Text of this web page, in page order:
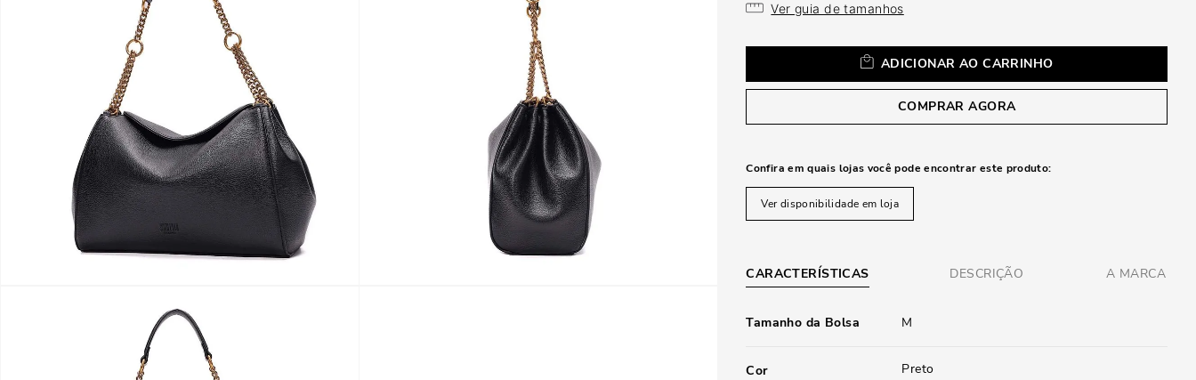
Ver guia de tamanhos
ADICIONAR AO CARRINHO
COMPRAR AGORA
Confira em quais lojas você pode encontrar este produto:
Ver disponibilidade em loja
CARACTERÍSTICAS DESCRIÇÃO A MARCA
Tamanho da Bolsa M
Cor Preto